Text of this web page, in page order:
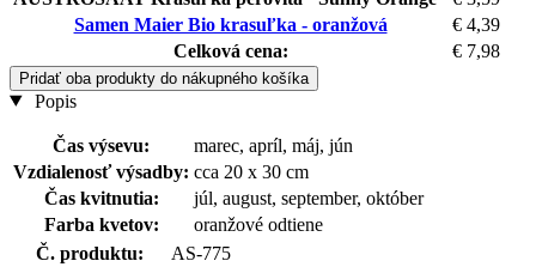
Samen Maier Bio krasuľka - oranžová
€ 4,39
Celková cena:
€ 7,98
Pridať oba produkty do nákupného košíka
Popis
Čas výsevu:
marec, apríl, máj, jún
Vzdialenosť výsadby: cca 20 x 30 cm
Čas kvitnutia:
júl, august, september, október
Farba kvetov:
oranžové odtiene
Č. produktu:
AS-775